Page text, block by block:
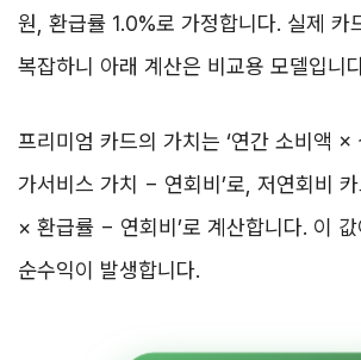
원, 환급률 1.0%로 가정합니다. 실제 카
복잡하니 아래 계산은 비교용 모델입니
프리미엄 카드의 가치는 ‘연간 소비액
가서비스 가치 − 연회비’로, 저연회비 카
× 환급률 − 연회비’로 계산합니다. 이
순수익이 발생합니다.